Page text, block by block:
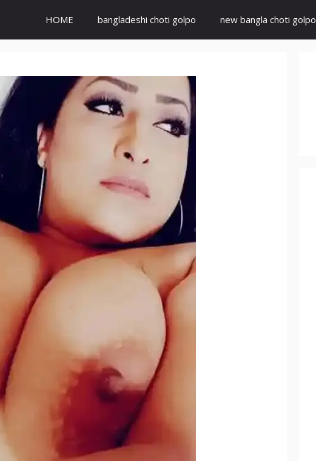
HOME bangladeshi choti golpo new bangla choti golpo